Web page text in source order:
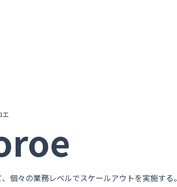
エ
個々の業務レベルでスケールアウトを実施する。